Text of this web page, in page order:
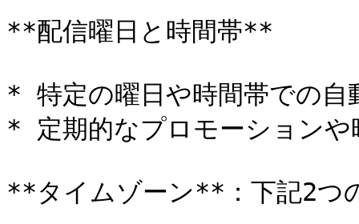
**配信曜日と時間帯**
* 特定の曜日や時間帯での自
* 定期的なプロモーションや
**タイムゾーン**：下記2つ